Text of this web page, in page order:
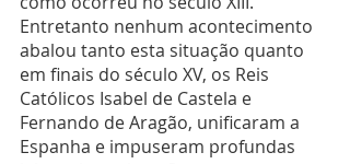
Entretanto nenhum acontecimento
abalou tanto esta situação quanto
em finais do século XV, os Reis
Católicos Isabel de Castela e
Fernando de Aragão, unificaram a
Espanha e impuseram profundas